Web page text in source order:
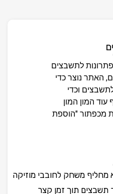
פתרונות לתשבצים
האתר נוצר כדי
וכדי
עוד המון המון
מכפתור "הוספת
מחליף משחק לחובבי מוזיקה
תוך זמן קצר